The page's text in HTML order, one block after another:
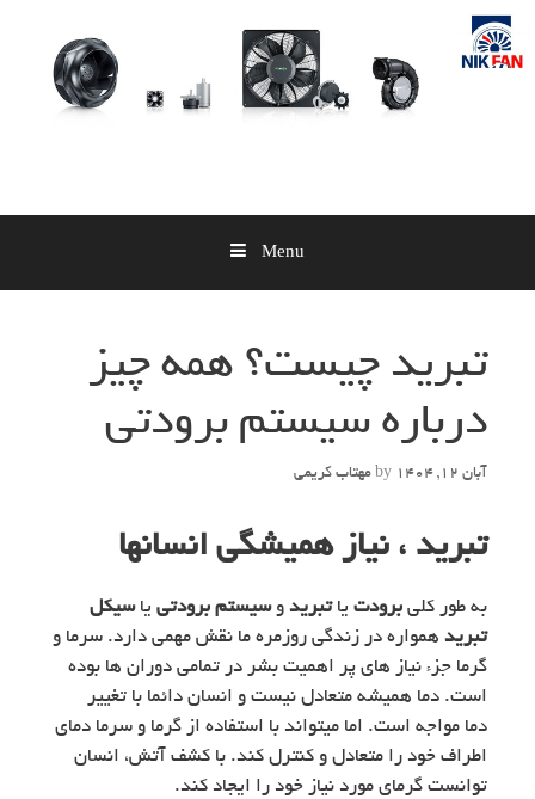
Skip
content
Menu
تبرید چیست؟ همه چیز
درباره سیستم برودتی
آبان 12, 1404 by مهتاب کریمی
تبرید ، نیاز همیشگی انسانها
به طور کلی برودت یاتبرید وسیستم برودتی یاسیکل
تبرید همواره در زندگی روزمره ما نقش مهمی دارد. سرما و
گرما جزء نیاز های پر اهمیت بشر در تمامی دوران ها بوده
است. دما همیشه متعادل نیست و انسان دائما با تغییر
دما مواجه است. اما میتواند با استفاده از گرما و سرما دمای
اطراف خود را متعادل و کنترل کند. با کشف آتش، انسان
توانست گرمای مورد نیاز خود را ایجاد کند.